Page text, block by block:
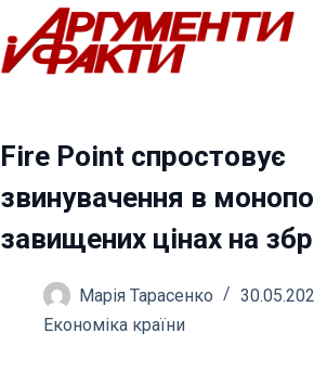
Перейти
до
вмісту
Fire Point спростовує
звинувачення в
завищених цінах на
Марія Тарасенко
Економіка країни